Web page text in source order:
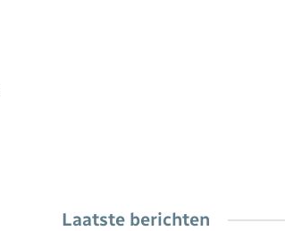
Laatste berichten